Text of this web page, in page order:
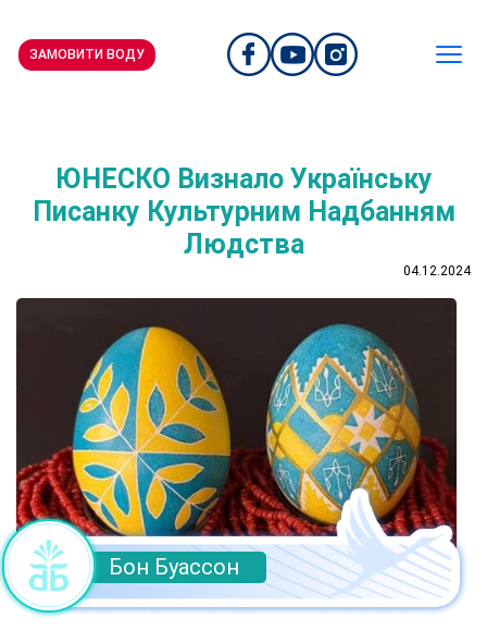
ЗАМОВИТИ ВОДУ
ЮНЕСКО Визнало Українську
Писанку Культурним Надбанням
Людства
04.12.2024
Бон Буассон